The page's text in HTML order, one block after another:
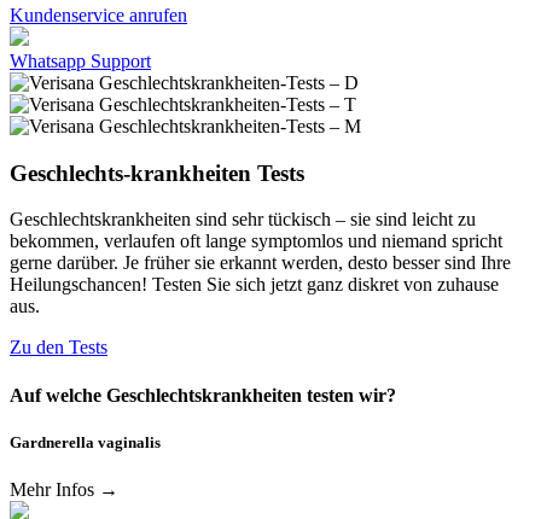
Kundenservice anrufen
Whatsapp Support
Geschlechts-krankheiten Tests
Geschlechtskrankheiten sind sehr tückisch – sie sind leicht zu
bekommen, verlaufen oft lange symptomlos und niemand spricht
gerne darüber. Je früher sie erkannt werden, desto besser sind Ihre
Heilungschancen! Testen Sie sich jetzt ganz diskret von zuhause
aus.
Zu den Tests
Auf welche Geschlechtskrankheiten testen wir?
Gardnerella vaginalis
Mehr Infos →